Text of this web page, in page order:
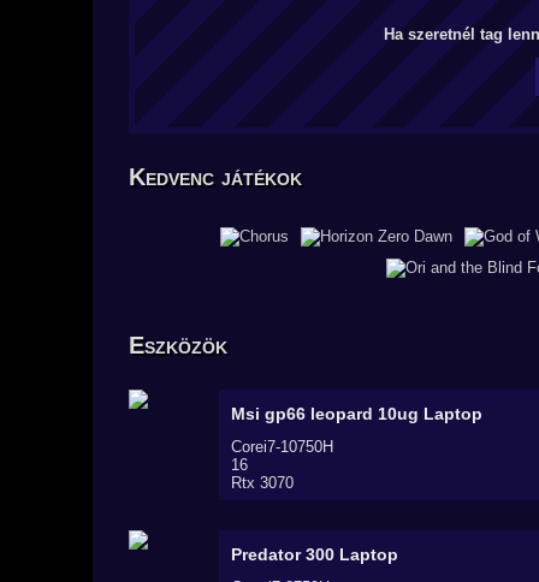
Ha szeretnél tag
Kedvenc játékok
Eszközök
Msi gp66 leopard 10ug Laptop
Corei7-10750H
16
Rtx 3070
Predator 300 Laptop